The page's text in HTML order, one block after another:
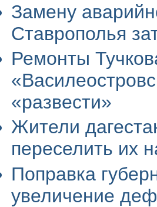
Замену
Ставрополья
Ремонты
«развести»
Жители
переселить их
Поправка
увеличение